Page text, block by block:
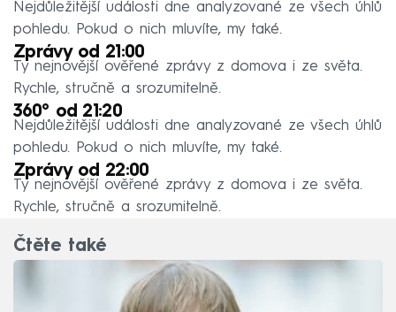
Nejdůležitější události dne analyzované ze všech úhlů
pohledu. Pokud o nich mluvíte, my také.
Zprávy od 21:00
Ty nejnovější ověřené zprávy z domova i ze světa.
Rychle, stručně a srozumitelně.
360° od 21:20
Nejdůležitější události dne analyzované ze všech úhlů
pohledu. Pokud o nich mluvíte, my také.
Zprávy od 22:00
Ty nejnovější ověřené zprávy z domova i ze světa.
Rychle, stručně a srozumitelně.
Čtěte také